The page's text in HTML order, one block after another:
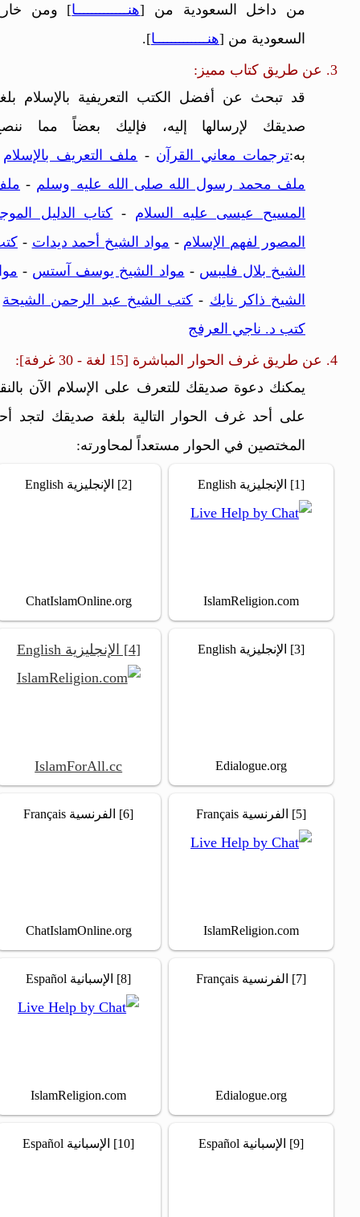
من داخل السعودية من [هنـــــــــــــا] ومن
السعودية من [هنـــــــــــــا].
3. عن طريق كتاب مميز:
قد تبحث عن أفضل الكتب التعريفية بالإسلام
صديقك لإرسالها إليه، فإليك بعضاً مما
به:ترجمات معاني القرآن - ملف التعريف بالإسلام
ملف محمد رسول الله صلى الله عليه وسلم -
المسيح عيسى عليه السلام - كتاب الدليل
المصور لفهم الإسلام - مواد الشيخ أحمد ديدات -
الشيخ بلال فليبس - مواد الشيخ يوسف آستس -
الشيخ ذاكر نايك - كتب الشيخ عبد الرحمن الشيحة
كتب د. ناجي العرفج
4. عن طريق غرف الحوار المباشرة [15 لغة - 30 غرفة]:
يمكنك دعوة صديقك للتعرف على الإسلام الآن
على أحد غرف الحوار التالية بلغة صديقك لتجد
المختصين في الحوار مستعداً لمحاورته:
[1] الإنجليزية English
IslamReligion.com
[2] الإنجليزية English
ChatIslamOnline.org
[3] الإنجليزية English
Edialogue.org
[4] الإنجليزية English
IslamForAll.cc
[5] الفرنسية Français
IslamReligion.com
[6] الفرنسية Français
ChatIslamOnline.org
[7] الفرنسية Français
Edialogue.org
[8] الإسبانية Español
IslamReligion.com
[9] الإسبانية Español [10] الإسبانية Español